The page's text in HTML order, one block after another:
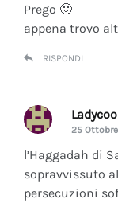
Prego 🙂
appena trovo
RISPONDI
25 Ottobre
l’Haggadah di
sopravvissuto
persecuzioni